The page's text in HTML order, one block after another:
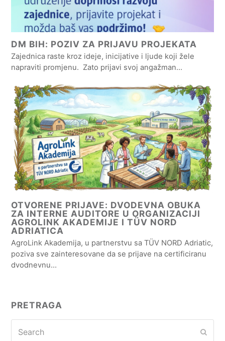
DM BIH: POZIV ZA PRIJAVU PROJEKATA
Zajednica raste kroz ideje, inicijative i ljude koji žele
napraviti promjenu. Zato prijavi svoj angažman…
OTVORENE PRIJAVE: DVODEVNA OBUKA
ZA INTERNE AUDITORE U ORGANIZACIJI
AGROLINK AKADEMIJE I TÜV NORD
ADRIATICA
AgroLink Akademija, u partnerstvu sa TÜV NORD Adriatic,
poziva sve zainteresovane da se prijave na certificiranu
dvodnevnu…
PRETRAGA